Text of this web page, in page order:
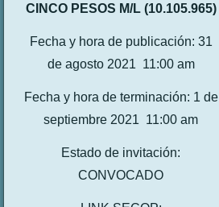
CINCO PESOS M/L (10.105.965)
Fecha y hora de publicación: 31
de agosto 2021 11:00 am
Fecha y hora de terminación: 1 de
septiembre 2021 11:00 am
Estado de invitación:
CONVOCADO